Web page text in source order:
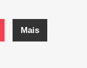
Mais